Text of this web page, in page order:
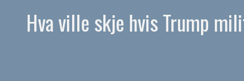
Hva ville skje hvis Trump